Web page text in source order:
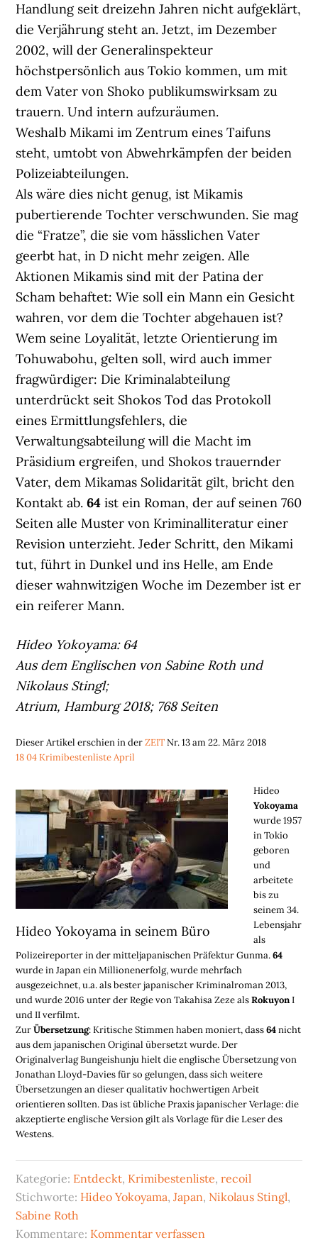
Handlung seit dreizehn Jahren nicht aufgeklärt,
die Verjährung steht an. Jetzt, im Dezember
2002, will der Generalinspekteur
höchstpersönlich aus Tokio kommen, um mit
dem Vater von Shoko publikumswirksam zu
trauern. Und intern aufzuräumen.
Weshalb Mikami im Zentrum eines Taifuns
steht, umtobt von Abwehrkämpfen der beiden
Polizeiabteilungen.
Als wäre dies nicht genug, ist Mikamis
pubertierende Tochter verschwunden. Sie mag
die “Fratze”, die sie vom hässlichen Vater
geerbt hat, in D nicht mehr zeigen. Alle
Aktionen Mikamis sind mit der Patina der
Scham behaftet: Wie soll ein Mann ein Gesicht
wahren, vor dem die Tochter abgehauen ist?
Wem seine Loyalität, letzte Orientierung im
Tohuwabohu, gelten soll, wird auch immer
fragwürdiger: Die Kriminalabteilung
unterdrückt seit Shokos Tod das Protokoll
eines Ermittlungsfehlers, die
Verwaltungsabteilung will die Macht im
Präsidium ergreifen, und Shokos trauernder
Vater, dem Mikamas Solidarität gilt, bricht den
Kontakt ab.64 ist ein Roman, der auf seinen 760
Seiten alle Muster von Kriminalliteratur einer
Revision unterzieht. Jeder Schritt, den Mikami
tut, führt in Dunkel und ins Helle, am Ende
dieser wahnwitzigen Woche im Dezember ist er
ein reiferer Mann.
Hideo Yokoyama: 64
Aus dem Englischen von Sabine Roth und
Nikolaus Stingl;
Atrium, Hamburg 2018; 768 Seiten
Dieser Artikel erschien in derZEITNr. 13 am 22. März 2018
18 04 Krimibestenliste April
Hideo Yokoyama in seinem Büro
Hideo
Yokoyama
wurde 1957
in Tokio
geboren
und
arbeitete
bis zu
seinem 34.
Lebensjahr
als
Polizeireporter in der mitteljapanischen Präfektur Gunma.64
wurde in Japan ein Millionenerfolg, wurde mehrfach
ausgezeichnet, u.a. als bester japanischer Kriminalroman 2013,
und wurde 2016 unter der Regie von Takahisa Zeze alsRokuyonI
und II verfilmt.
ZurÜbersetzung: Kritische Stimmen haben moniert, dass64nicht
aus dem japanischen Original übersetzt wurde. Der
Originalverlag Bungeishunju hielt die englische Übersetzung von
Jonathan Lloyd-Davies für so gelungen, dass sich weitere
Übersetzungen an dieser qualitativ hochwertigen Arbeit
orientieren sollten. Das ist übliche Praxis japanischer Verlage: die
akzeptierte englische Version gilt als Vorlage für die Leser des
Westens.
Kategorie: Entdeckt, Krimibestenliste,recoil
Stichworte: Hideo Yokoyama,Japan, Nikolaus Stingl,
Sabine Roth
Kommentare: Kommentar verfassen